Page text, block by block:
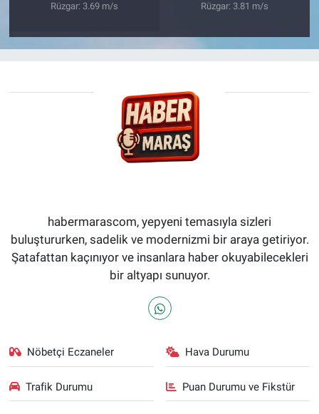
Rüzgar: 3.69 m/s
Rüzgar: 3.81 m/s
habermarascom, yepyeni temasıyla sizleri
buluştururken, sadelik ve modernizmi bir araya getiriyor.
Şatafattan kaçınıyor ve insanlara haber okuyabilecekleri
bir altyapı sunuyor.
Nöbetçi Eczaneler Hava Durumu
Trafik Durumu Puan Durumu ve Fikstür